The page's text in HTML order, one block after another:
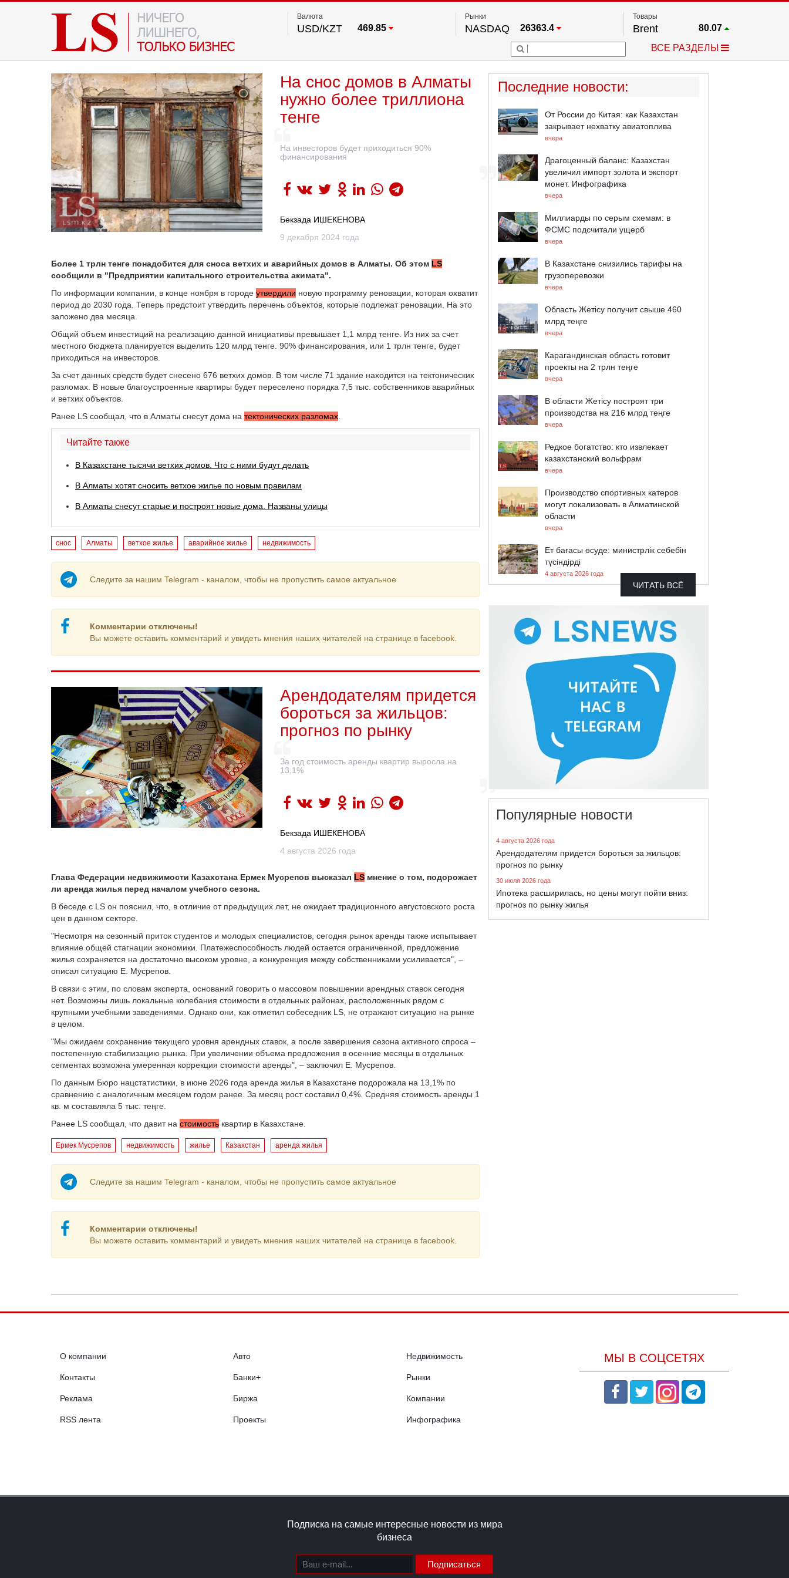
Валюта
USD/KZT 469.85
Рынки
NASDAQ 26363.4
FTSE 100 67.17
54349.1
S&P 500
24513.8
Товары
Brent 80.07
Платина
2.673
ВСЕ РАЗДЕЛЫ
На снос домов в Алматы
нужно более триллиона
тенге
На инвесторов будет приходиться 90%
финансирования
Бекзада ИШЕКЕНОВА
9 декабря 2024 года
Более 1 трлн тенге понадобится для сноса ветхих и аварийных домов в Алматы. Об этом LS
сообщили в "Предприятии капитального строительства акимата".
По информации компании, в конце ноября в городе утвердили новую программу реновации, которая охватит
период до 2030 года. Теперь предстоит утвердить перечень объектов, которые подлежат реновации. На это
заложено два месяца.
Общий объем инвестиций на реализацию данной инициативы превышает 1,1 млрд тенге. Из них за счет
местного бюджета планируется выделить 120 млрд тенге. 90% финансирования, или 1 трлн тенге, будет
приходиться на инвесторов.
За счет данных средств будет снесено 676 ветхих домов. В том числе 71 здание находится на тектонических
разломах. В новые благоустроенные квартиры будет переселено порядка 7,5 тыс. собственников аварийных
и ветхих объектов.
Ранее LS сообщал, что в Алматы снесут дома на тектонических разломах
Читайте также
В Казахстане тысячи ветхих домов. Что с ними будут делать
В Алматы хотят сносить ветхое жилье по новым правилам
В Алматы снесут старые и построят новые дома. Названы улицы
снос Алматы ветхое жилье аварийное жилье недвижимость
Следите за нашим Telegram - каналом, чтобы не пропустить самое актуальное
Комментарии отключены!
Вы можете оставить комментарий и увидеть мнения наших читателей на странице в facebook.
Арендодателям придется
бороться за жильцов:
прогноз по рынку
За год стоимость аренды квартир выросла на
13,1%
Бекзада ИШЕКЕНОВА
4 августа 2026 года
Глава Федерации недвижимости Казахстана Ермек Мусрепов высказал LS мнение о том, подорожает
ли аренда жилья перед началом учебного сезона.
В беседе с LS он пояснил, что, в отличие от предыдущих лет, не ожидает традиционного августовского роста
цен в данном секторе.
"Несмотря на сезонный приток студентов и молодых специалистов, сегодня рынок аренды также испытывает
влияние общей стагнации экономики. Платежеспособность людей остается ограниченной, предложение
жилья сохраняется на достаточно высоком уровне, а конкуренция между собственниками усиливается", –
описал ситуацию Е. Мусрепов.
В связи с этим, по словам эксперта, оснований говорить о массовом повышении арендных ставок сегодня
нет. Возможны лишь локальные колебания стоимости в отдельных районах, расположенных рядом с
крупными учебными заведениями. Однако они, как отметил собеседник LS, не отражают ситуацию на рынке
в целом.
"Мы ожидаем сохранение текущего уровня арендных ставок, а после завершения сезона активного спроса –
постепенную стабилизацию рынка. При увеличении объема предложения в осенние месяцы в отдельных
сегментах возможна умеренная коррекция стоимости аренды", – заключил Е. Мусрепов.
По данным Бюро нацстатистики, в июне 2026 года аренда жилья в Казахстане подорожала на 13,1% по
сравнению с аналогичным месяцем годом ранее. За месяц рост составил 0,4%. Средняя стоимость аренды 1
кв. м составляла 5 тыс. теңге.
Ранее LS сообщал, что давит на стоимость квартир в Казахстане.
Ермек Мусрепов недвижимость жилье Казахстан аренда жилья
Следите за нашим Telegram - каналом, чтобы не пропустить самое актуальное
Комментарии отключены!
Вы можете оставить комментарий и увидеть мнения наших читателей на странице в facebook.
Последние новости:
От России до Китая: как Казахстан
закрывает нехватку авиатоплива
вчера
Драгоценный баланс: Казахстан
увеличил импорт золота и экспорт
монет. Инфографика
вчера
Миллиарды по серым схемам: в
ФСМС подсчитали ущерб
вчера
В Казахстане снизились тарифы на
грузоперевозки
вчера
Область Жетісу получит свыше 460
млрд теңге
вчера
Карагандинская область готовит
проекты на 2 трлн теңге
вчера
В области Жетісу построят три
производства на 216 млрд теңге
вчера
Редкое богатство: кто извлекает
казахстанский вольфрам
вчера
Производство спортивных катеров
могут локализовать в Алматинской
области
вчера
Ет бағасы өсуде: министрлік себебін
түсіндірді
4 августа 2026 года
ЧИТАТЬ ВСЁ
Популярные новости
4 августа 2026 года
Арендодателям придется бороться за жильцов:
прогноз по рынку
30 июля 2026 года
Ипотека расширилась, но цены могут пойти вниз:
прогноз по рынку жилья
О компании
Контакты
Реклама
RSS лента
Авто
Банки+
Биржа
Проекты
Недвижимость
Рынки
Компании
Инфографика
МЫ В СОЦСЕТЯХ
Подписка на самые интересные новости из мира
бизнеса
Подписаться